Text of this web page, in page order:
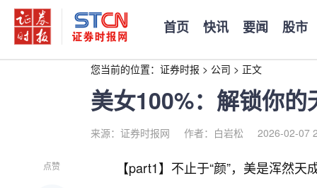
首页 快讯 要闻 股市
您当前的位置： 证券时报 > 公司 > 正文
美女100%：解锁你
来源：证券时报网 作者：白岩松 2026-02-07
点赞 【part1】不止于“颜”，美是浑然天